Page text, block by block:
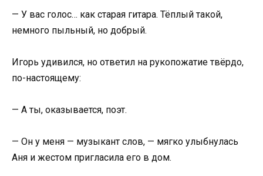
— У вас голос… как старая гитара. Тёплый такой,
немного пыльный, но добрый.
Игорь удивился, но ответил на рукопожатие твёрдо,
по-настоящему:
— А ты, оказывается, поэт.
— Он у меня — музыкант слов, — мягко улыбнулась
Аня и жестом пригласила его в дом.